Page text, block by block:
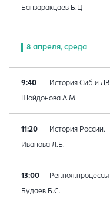
Банзаракцаев Б.Ц
8 апреля, среда
9:40 История Сиб.и ДВ
Шойдонова А.М.
11:20 История России.
Иванова Л.Б.
13:00 Рег.пол.процессы
Будаев Б.С.